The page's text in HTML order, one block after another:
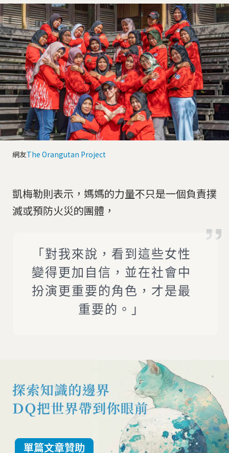
網友The Orangutan Project
凱梅勒則表示，媽媽的力量不只是一個負責撲
滅或預防火災的團體，
「對我來說，看到這些女性
變得更加自信，並在社會中
扮演更重要的角色，才是最
重要的。」
單篇文章贊助